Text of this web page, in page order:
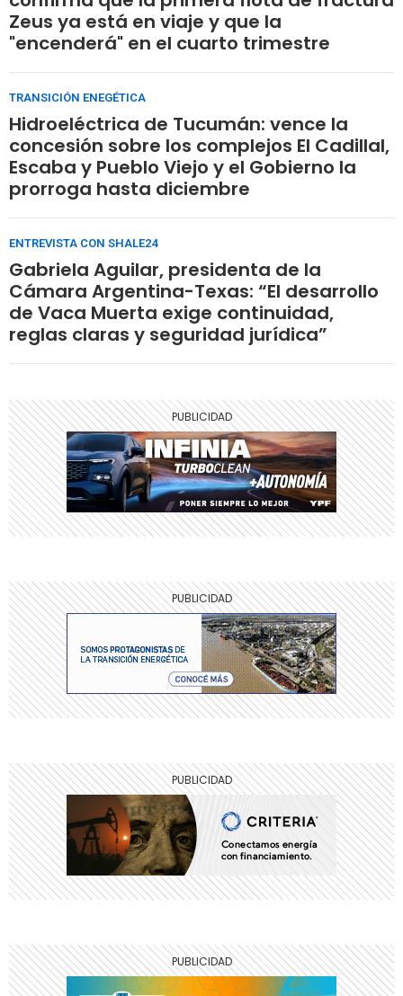
Zeus ya está en viaje y que la
"encenderá" en el cuarto trimestre
TRANSICIÓN ENEGÉTICA
Hidroeléctrica de Tucumán: vence la
concesión sobre los complejos El Cadillal,
Escaba y Pueblo Viejo y el Gobierno la
prorroga hasta diciembre
ENTREVISTA CON SHALE24
Gabriela Aguilar, presidenta de la
Cámara Argentina-Texas: “El desarrollo
de Vaca Muerta exige continuidad,
reglas claras y seguridad jurídica”